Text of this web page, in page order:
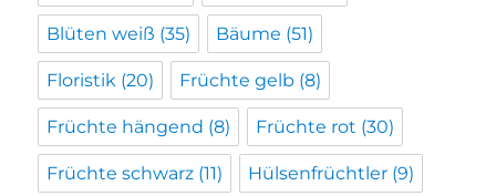
Blüten weiß (35) Bäume (51)
Floristik (20) Früchte gelb (8)
Früchte hängend (8) Früchte rot (30)
Früchte schwarz (11) Hülsenfrüchtler (9)